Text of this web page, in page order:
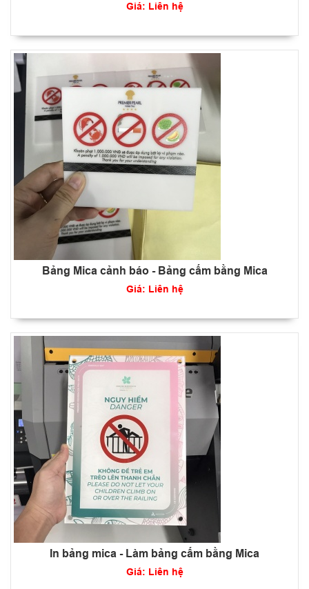
Giá: Liên hệ
Bảng Mica cảnh báo - Bảng cấm bằng Mica
Giá: Liên hệ
In bảng mica - Làm bảng cấm bằng Mica
Giá: Liên hệ